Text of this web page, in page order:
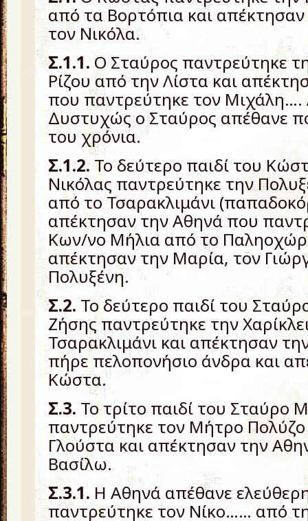
από τα Βορτόπια και
τον Νικόλα.
Σ.1.1. Ο Σταύρος παντρεύτηκε
Ρίζου από την Λίστα και
που παντρεύτηκε τον Μιχάλη….
Δυστυχώς ο Σταύρος απέθανε
του χρόνια.
Σ.1.2.Το δεύτερο παιδί του
Νικόλας παντρεύτηκε την
από το Τσαρακλιμάνι
απέκτησαν την Αθηνά που
Κων/νο Μήλια από το
απέκτησαν την Μαρία, τον
Πολυξένη.
Σ.2. Το δεύτερο παιδί του
Ζήσης παντρεύτηκε την
Τσαρακλιμάνι και απέκτησαν
πήρε πελοπονήσιο άνδρα και
Κώστα.
Σ.3. Το τρίτο παιδί του Σταύρο
παντρεύτηκε τον Μήτρο
Γλούστα και απέκτησαν την
Βασίλω.
Σ.3.1. Η Αθηνά απέθανε
παντρεύτηκε τον Νίκο…… από